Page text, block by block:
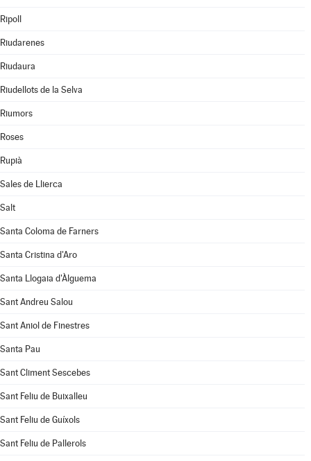
Ripoll
Riudarenes
Riudaura
Riudellots de la Selva
Riumors
Roses
Rupià
Sales de Llierca
Salt
Santa Coloma de Farners
Santa Cristina d'Aro
Santa Llogaia d'Àlguema
Sant Andreu Salou
Sant Aniol de Finestres
Santa Pau
Sant Climent Sescebes
Sant Feliu de Buixalleu
Sant Feliu de Guíxols
Sant Feliu de Pallerols